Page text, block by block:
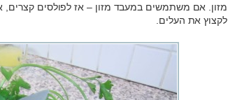
מזון. אם משתמשים במעבד מזון – אז לפולסים קצרים,
לקצוץ את העלים.